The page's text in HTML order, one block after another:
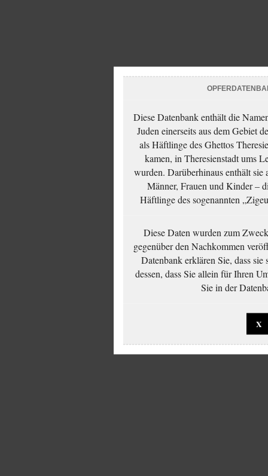
Diese Datenbank enthält die
Juden einerseits aus dem Gebiet
als Häftlinge des Ghettos
kamen, in Theresienstadt ums
wurden. Darüberhinaus enthält
Männer, Frauen und Kinder –
Häftlinge des sogenannten
Diese Daten wurden zum
gegenüber den Nachkommen
Datenbank erklären Sie, dass sie
dessen, dass Sie allein für Ihren
Sie in der
X